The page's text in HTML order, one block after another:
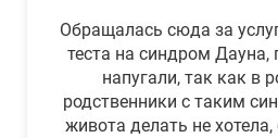
Обращалась сюда за
теста на синдром Дауна,
напугали, так как в
родственники с таким
живота делать не